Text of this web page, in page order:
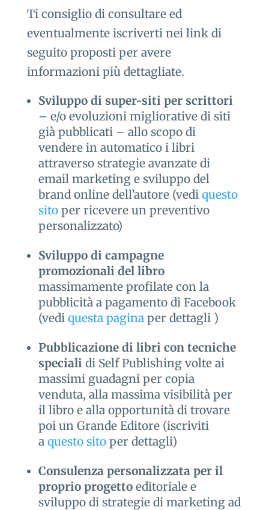
Ti consiglio di consultare ed
eventualmente iscriverti nei link di
seguito proposti per avere
informazioni più dettagliate.
Sviluppo di super-siti per scrittori
– e/o evoluzioni migliorative di siti
già pubblicati – allo scopo di
vendere in automatico i libri
attraverso strategie avanzate di
email marketing e sviluppo del
brand online dell’autore (vedi questo
sitoper ricevere un preventivo
personalizzato)
Sviluppo di campagne
promozionali del libro
massimamente profilate con la
pubblicità a pagamento di Facebook
(vedi questa paginaper dettagli )
Pubblicazione di libri con tecniche
speciali di Self Publishing volte ai
massimi guadagni per copia
venduta, alla massima visibilità per
il libro e alla opportunità di trovare
poi un Grande Editore (iscriviti
a questo sitoper dettagli)
Consulenza personalizzata per il
proprio progettoeditoriale e
sviluppo di strategie di marketing ad